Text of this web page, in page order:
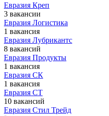
Евразия Креп
3 вакансии
Евразия Логистика
1 вакансия
Евразия Лубрикантс
8 вакансий
Евразия Продукты
1 вакансия
Евразия СК
1 вакансия
Евразия СТ
10 вакансий
Евразия Стил Трейд